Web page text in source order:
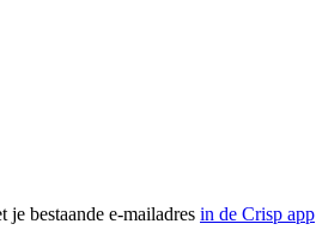
bestaande e-mailadres in de Crisp app